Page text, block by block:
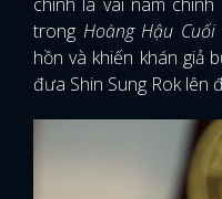
trong Hoàng Hậu Cuối
hồn và khiến khán giả
đưa Shin Sung Rok lên